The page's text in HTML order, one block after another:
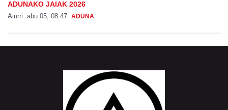
ADUNAKO JAIAK 2026
Aiurri abu 05, 08:47 ADUNA